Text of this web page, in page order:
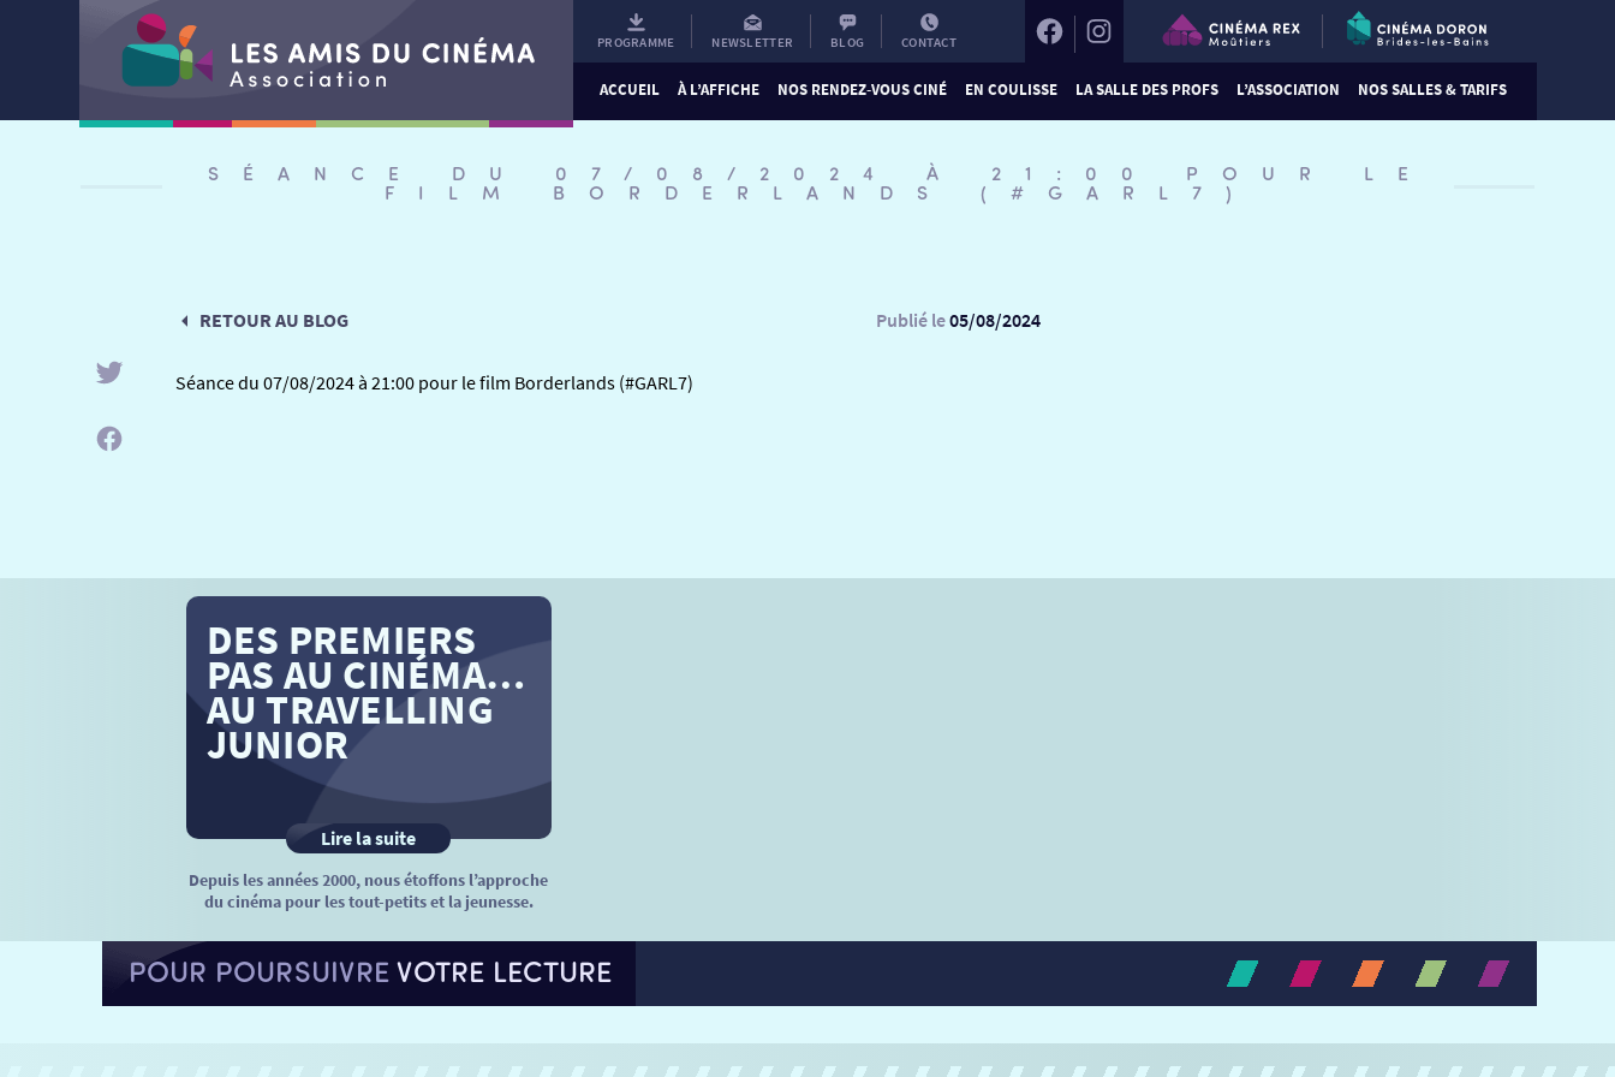
PROGRAMME NEWSLETTER BLOG CONTACT
ACCUEIL À L’AFFICHE NOS RENDEZ-VOUS CINÉ EN COULISSE LA SALLE DES PROFS L’ASSOCIATION NOS SALLES & TARIFS
SÉANCE DU 07/08/2024 À 21:00 POUR LE
FILM BORDERLANDS (#GARL7)
RETOUR AU BLOG Publié le05/08/2024
Séance du 07/08/2024 à 21:00 pour le film Borderlands (#GARL7)
DES PREMIERS
PAS AU CINÉMA…
AU TRAVELLING
JUNIOR
Lire la suite
Depuis les années 2000, nous étoffons l’approche
du cinéma pour les tout-petits et la jeunesse.
POUR POURSUIVREVOTRE LECTURE